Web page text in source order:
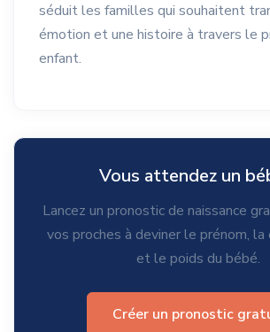
séduit les familles qui souhaitent
émotion et une histoire à travers le
enfant.
Vous attendez un
Lancez un pronostic de naissance
vos proches à deviner le prénom,
et le poids du bébé.
Créer un pronostic